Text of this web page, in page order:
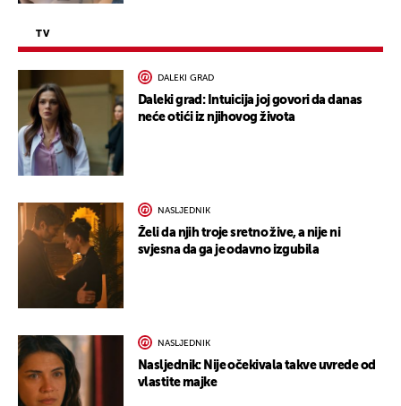
TV
DALEKI GRAD
Daleki grad: Intuicija joj govori da danas
neće otići iz njihovog života
NASLJEDNIK
Želi da njih troje sretno žive, a nije ni
svjesna da ga je odavno izgubila
NASLJEDNIK
Nasljednik: Nije očekivala takve uvrede od
vlastite majke